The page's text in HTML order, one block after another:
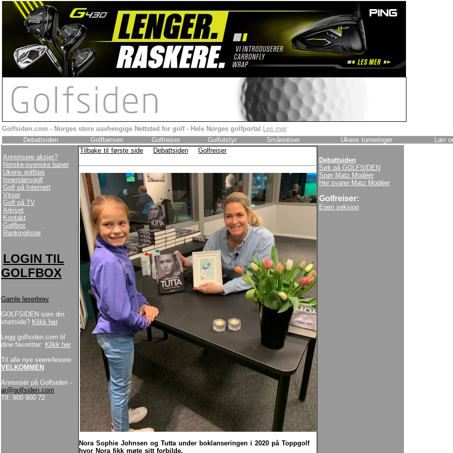
Golfsiden.com - Norges store uavhengige Nettsted for golf - Hele Norges golfportal Les mer
Debattsiden
Golfbørsen Golfreiser Golfutstyr Smånotiser Ukens turneringer Lær
Annonsere aksjer?
Norske-svenske baner
Ukens golftips
Innendørsgolf
Golf på Internett
Vitser
Golf på TV
Arkivet
Kontakt
Golfbox
Rankinglister
LOGIN TIL
GOLFBOX
Gamle leserbrev
GOLFSIDEN som din
startside? Klikk her
Legg golfsiden.com til
dine favoritter: Klikk her
Til alle nye seere/lesere:
VELKOMMEN
Annonsér på Golfsiden -
ar@golfsiden.com
Tlf: 900 900 72
Tilbake til første side Debattsiden Golfreiser
Nora Sophie Johnsen og Tutta under boklanseringen i 2020 på Toppgolf
hvor Nora fikk møte sitt forbilde.
Debattsiden
Søk på GOLFSIDEN
Spør Matz Modéer
Her svarer Matz Modéer
Golfreiser:
Egen seksjon